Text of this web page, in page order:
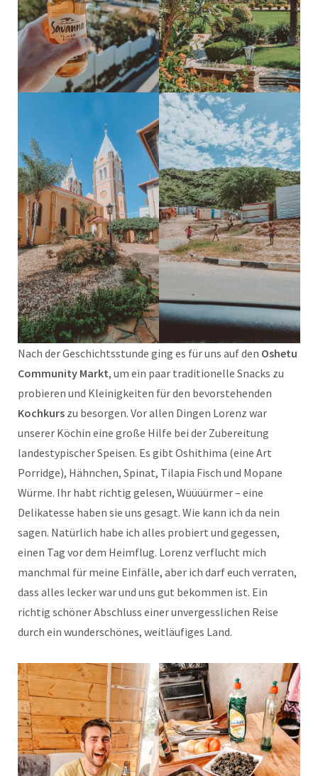
Nach der Geschichtsstunde ging es für uns auf den Oshetu
Community Markt, um ein paar traditionelle Snacks zu
probieren und Kleinigkeiten für den bevorstehenden
Kochkurs zu besorgen. Vor allen Dingen Lorenz war
unserer Köchin eine große Hilfe bei der Zubereitung
landestypischer Speisen. Es gibt Oshithima (eine Art
Porridge), Hähnchen, Spinat, Tilapia Fisch und Mopane
Würme. Ihr habt richtig gelesen, Wüüüürmer – eine
Delikatesse haben sie uns gesagt. Wie kann ich da nein
sagen. Natürlich habe ich alles probiert und gegessen,
einen Tag vor dem Heimflug. Lorenz verflucht mich
manchmal für meine Einfälle, aber ich darf euch verraten,
dass alles lecker war und uns gut bekommen ist. Ein
richtig schöner Abschluss einer unvergesslichen Reise
durch ein wunderschönes, weitläufiges Land.